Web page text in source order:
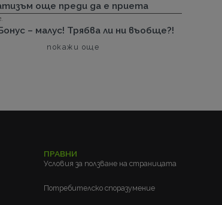
още преди да е приета
– малус! Трябва ли ни въобще?!
покажи още
ПРАВНИ
Условия за ползване на страницата
Потребителско споразумение